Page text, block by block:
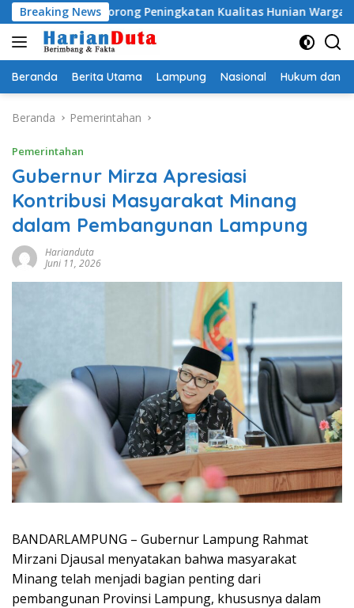
Langsung
ke
konten
Breaking News
Dorong Peningkatan Kualitas Hunian Warga dan Serap
Beranda Berita Utama Lampung Nasional Hukum dan
Beranda Pemerintahan
Pemerintahan
Gubernur Mirza Apresiasi
Kontribusi Masyarakat Minang
dalam Pembangunan Lampung
Harianduta
Juni 11, 2026
BANDARLAMPUNG – Gubernur Lampung Rahmat
Mirzani Djausal menyatakan bahwa masyarakat
Minang telah menjadi bagian penting dari
pembangunan Provinsi Lampung, khususnya dalam